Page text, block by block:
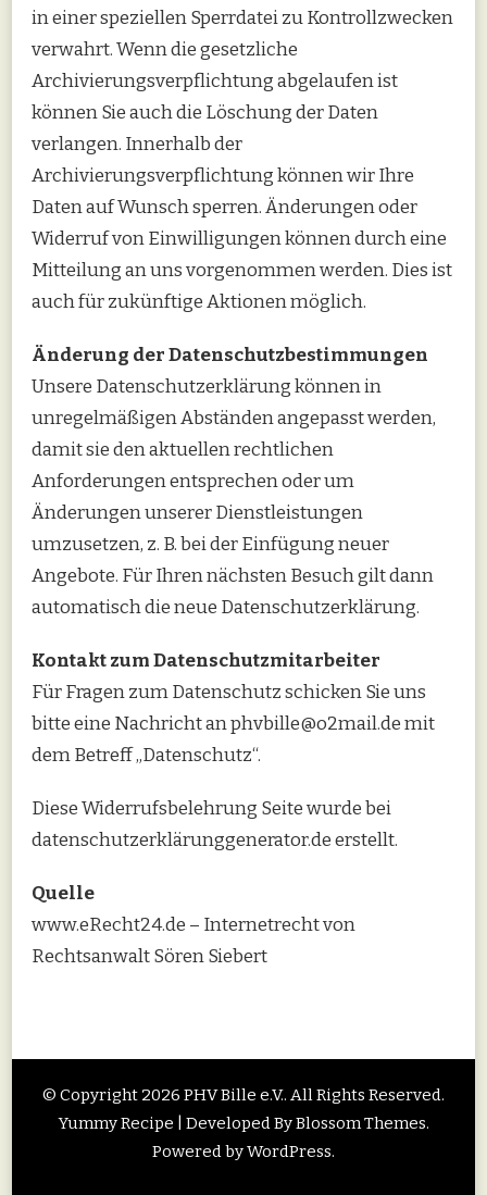
in einer speziellen Sperrdatei zu Kontrollzwecken
verwahrt. Wenn die gesetzliche
Archivierungsverpflichtung abgelaufen ist
können Sie auch die Löschung der Daten
verlangen. Innerhalb der
Archivierungsverpflichtung können wir Ihre
Daten auf Wunsch sperren. Änderungen oder
Widerruf von Einwilligungen können durch eine
Mitteilung an uns vorgenommen werden. Dies ist
auch für zukünftige Aktionen möglich.
Änderung der Datenschutzbestimmungen
Unsere Datenschutzerklärung können in
unregelmäßigen Abständen angepasst werden,
damit sie den aktuellen rechtlichen
Anforderungen entsprechen oder um
Änderungen unserer Dienstleistungen
umzusetzen, z. B. bei der Einfügung neuer
Angebote. Für Ihren nächsten Besuch gilt dann
automatisch die neue Datenschutzerklärung.
Kontakt zum Datenschutzmitarbeiter
Für Fragen zum Datenschutz schicken Sie uns
bitte eine Nachricht an phvbille@o2mail.de mit
dem Betreff „Datenschutz“.
Diese Widerrufsbelehrung Seite wurde bei
datenschutzerklärunggenerator.de erstellt.
Quelle
www.eRecht24.de – Internetrecht von
Rechtsanwalt Sören Siebert
© Copyright 2026 PHV Bille e.V.. All Rights Reserved.
Yummy Recipe | Developed ByBlossom Themes.
Powered byWordPress.